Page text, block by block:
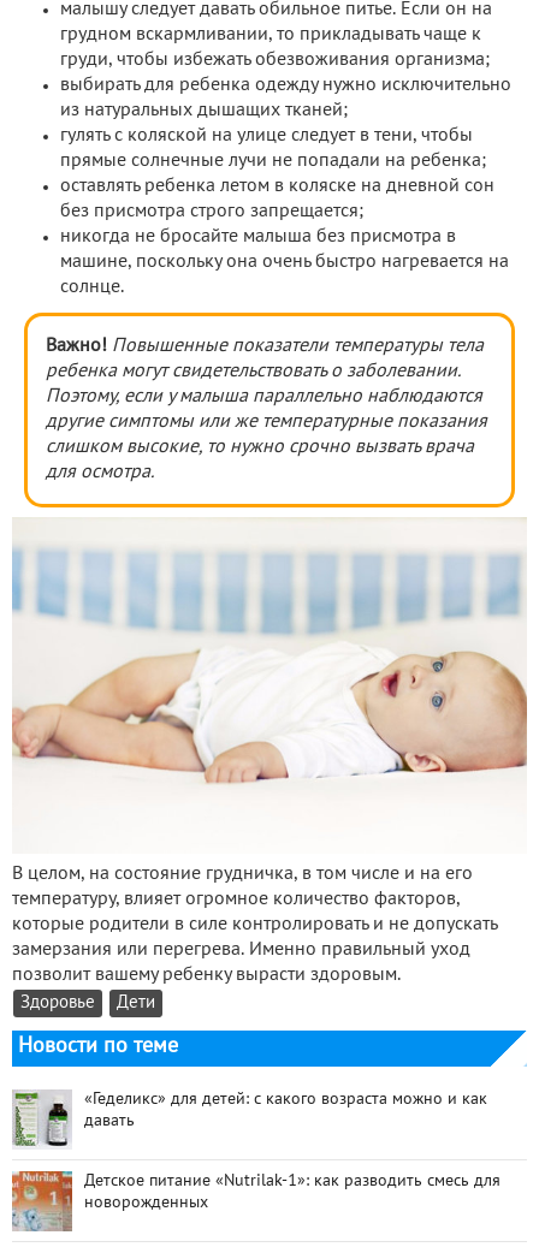
малышу следует давать обильное питье. Если он на
грудном вскармливании, то прикладывать чаще к
груди, чтобы избежать обезвоживания организма;
выбирать для ребенка одежду нужно исключительно
из натуральных дышащих тканей;
гулять с коляской на улице следует в тени, чтобы
прямые солнечные лучи не попадали на ребенка;
оставлять ребенка летом в коляске на дневной сон
без присмотра строго запрещается;
никогда не бросайте малыша без присмотра в
машине, поскольку она очень быстро нагревается на
солнце.
Важно! Повышенные показатели температуры тела
ребенка могут свидетельствовать о заболевании.
Поэтому, если у малыша параллельно наблюдаются
другие симптомы или же температурные показания
слишком высокие, то нужно срочно вызвать врача
для осмотра.
В целом, на состояние грудничка, в том числе и на его
температуру, влияет огромное количество факторов,
которые родители в силе контролировать и не допускать
замерзания или перегрева. Именно правильный уход
позволит вашему ребенку вырасти здоровым.
Здоровье Дети
Новости по теме
«Геделикс» для детей: с какого возраста можно и как
давать
Детское питание «Nutrilak-1»: как разводить смесь для
новорожденных